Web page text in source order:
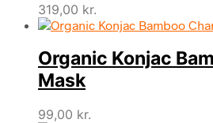
319,00 kr.
Organic Konjac
Mask
99,00 kr.